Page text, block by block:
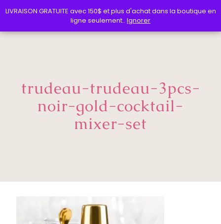
trudeau-trudeau-3pcs-
noir-gold-cocktail-
mixer-set
LIVRAISON GRATUITE avec 150$ et plus d'achat dans la boutique en
ligne seulement.. Ignorer
LIVRAISON GRATUITE avec 150$ et plus d'achat dans la boutique en
ligne seulement.. Ignorer